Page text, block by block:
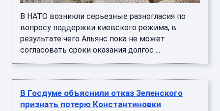
В НАТО возникли серьезные разногласия по
вопросу поддержки киевского режима, в
результате чего Альянс пока не может
согласовать сроки оказания долгос ...
В Госдуме объяснили отказ Зеленского
признать потерю Константиновки